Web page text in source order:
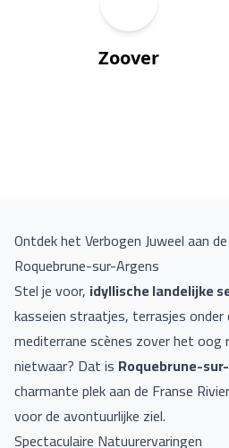
Zoover
Ontdek het Verbogen Juweel aan
Roquebrune-sur-Argens
Stel je voor, idyllische landelijke
kasseien straatjes, terrasjes
mediterrane scènes zover het oog
nietwaar? Dat is Roquebrune-
charmante plek aan de Franse
voor de avontuurlijke ziel.
Spectaculaire Natuurervaringen